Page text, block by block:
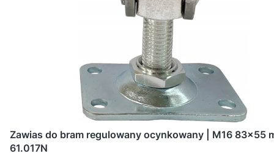
Zawias do bram regulowany ocynkowany | M16 83×55
61.017N